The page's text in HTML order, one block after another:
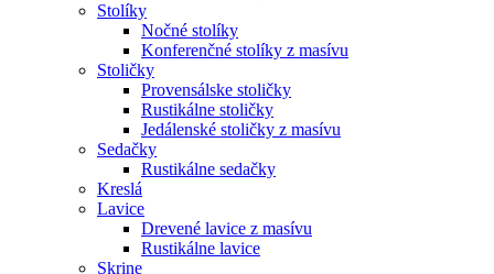
Stolíky
Nočné stolíky
Konferenčné stolíky z masívu
Stoličky
Provensálske stoličky
Rustikálne stoličky
Jedálenské stoličky z masívu
Sedačky
Rustikálne sedačky
Kreslá
Lavice
Drevené lavice z masívu
Rustikálne lavice
Skrine